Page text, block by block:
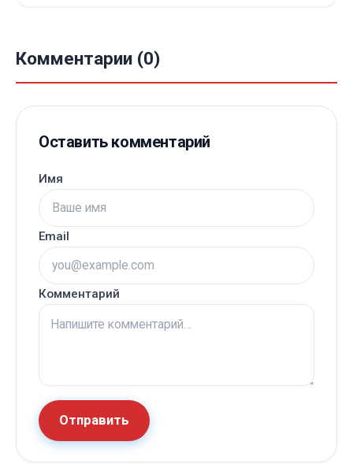
Комментарии (0)
Оставить комментарий
Имя
Email
Комментарий
Отправить